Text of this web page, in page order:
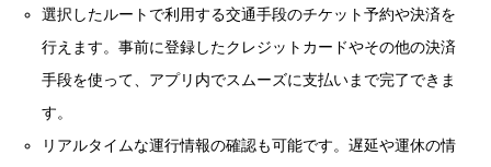
選択したルートで利用する交通手段のチケット予約や決済を
行えます。事前に登録したクレジットカードやその他の決済
手段を使って、アプリ内でスムーズに支払いまで完了できま
す。
リアルタイムな運行情報の確認も可能です。遅延や運休の情